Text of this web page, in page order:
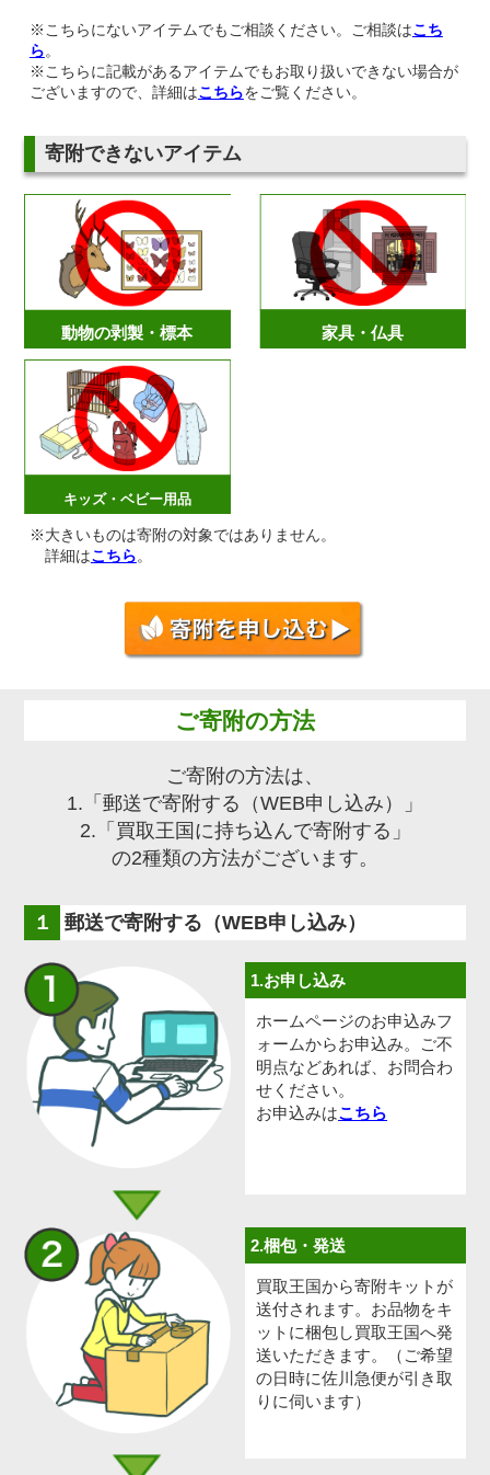
※こちらにないアイテムでもご相談ください。ご相談はこち
ら。
※こちらに記載があるアイテムでもお取り扱いできない場合が
ございますので、詳細はこちらをご覧ください。
寄附できないアイテム
動物の剥製・標本 家具・仏具
キッズ・ベビー用品
※大きいものは寄附の対象ではありません。
詳細はこちら。
ご寄附の方法
ご寄附の方法は、
1.「郵送で寄附する（WEB申し込み）」
2.「買取王国に持ち込んで寄附する」
の2種類の方法がございます。
郵送で寄附する（WEB申し込み）
1.お申し込み
ホームページのお申込みフ
ォームからお申込み。ご不
明点などあれば、お問合わ
せください。
お申込みはこちら
2.梱包・発送
買取王国から寄附キットが
送付されます。お品物をキ
ットに梱包し買取王国へ発
送いただきます。（ご希望
の日時に佐川急便が引き取
りに伺います）